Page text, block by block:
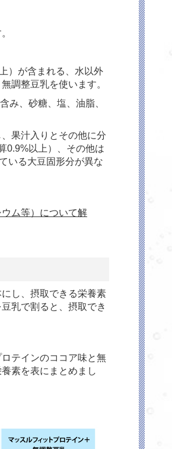
）が含まれる、水以外
調整豆乳を使います。
み、砂糖、塩、油脂、
果汁入りとその他に分
0.9%以上）、その他は
いる大豆固形分が異な
ム等）について解
し、摂取できる栄養素
乳で割ると、摂取でき
テインのココア味と無
素を表にまとめまし